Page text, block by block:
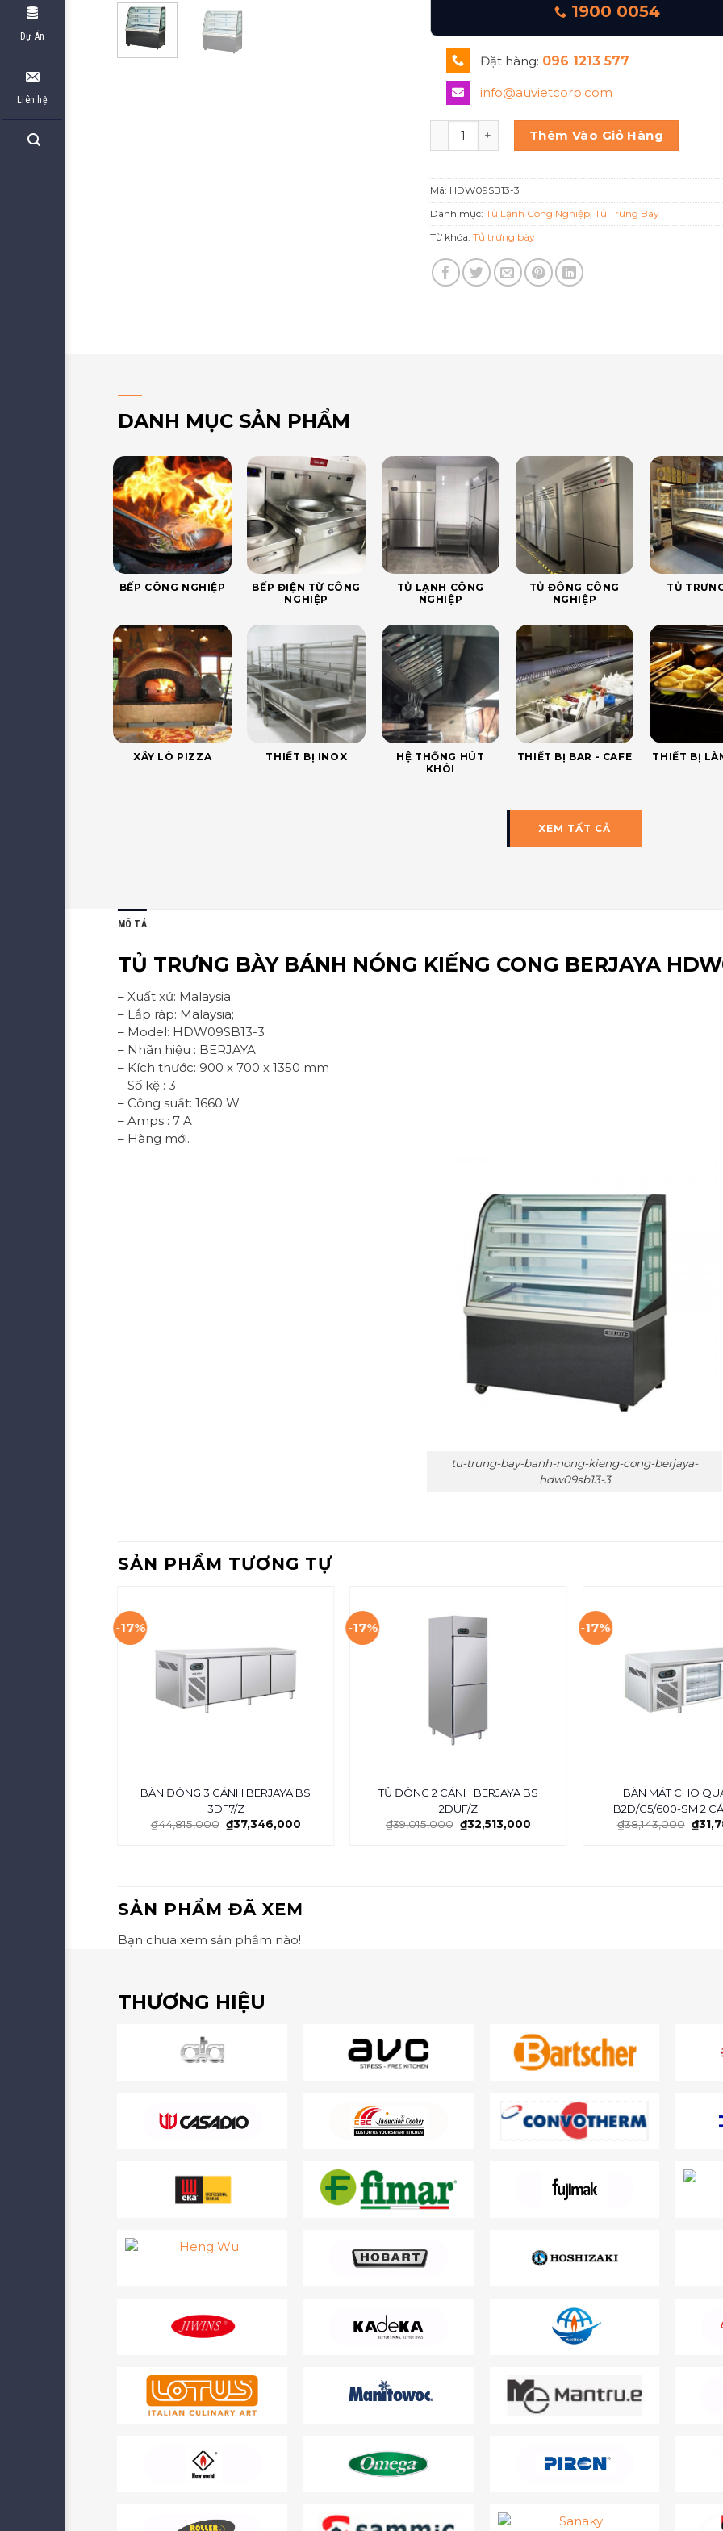
Dự Án
Liên hệ
1900 0054
Đặt hàng: 096 1213 577
info@auvietcorp.com
Tủ trưng bày bánh nóng kính cong Berjaya
Thêm Vào Giỏ Hàng
Mã: HDW09SB13-3
Danh mục:Tủ Lạnh Công Nghiệp,Tủ Trưng Bày
Từ khóa:Tủ trưng bày
DANH MỤC SẢN PHẨM
BẾP CÔNG NGHIỆP
BẾP ĐIỆN TỪ CÔNG
NGHIỆP
TỦ LẠNH CÔNG
NGHIỆP
TỦ ĐÔNG CÔNG
NGHIỆP
TỦ
XÂY LÒ PIZZA THIẾT BỊ INOX
HỆ THỐNG HÚT
KHÓI
THIẾT BỊ BAR - CAFE THIẾT BỊ
XEM TẤT CẢ
MÔ TẢ
TỦ TRƯNG BÀY BÁNH NÓNG KIẾNG CONG BERJAYA
– Xuất xứ: Malaysia;
– Lắp ráp: Malaysia;
– Model: HDW09SB13-3
– Nhãn hiệu : BERJAYA
– Kích thước: 900 x 700 x 1350 mm
– Số kệ : 3
– Công suất: 1660 W
– Amps : 7 A
– Hàng mới.
tu-trung-bay-banh-nong-kieng-cong-berjaya-
hdw09sb13-3
SẢN PHẨM TƯƠNG TỰ
-17%
BÀN ĐÔNG 3 CÁNH BERJAYA BS
3DF7/Z
₫44,815,000 ₫37,346,000
-17%
TỦ ĐÔNG 2 CÁNH BERJAYA BS
2DUF/Z
₫39,015,000 ₫32,513,000
-17%
BÀN MÁT CHO
B2D/C5/600-SM 2
₫38,143,000 ₫
SẢN PHẨM ĐÃ XEM
Bạn chưa xem sản phẩm nào!
THƯƠNG HIỆU